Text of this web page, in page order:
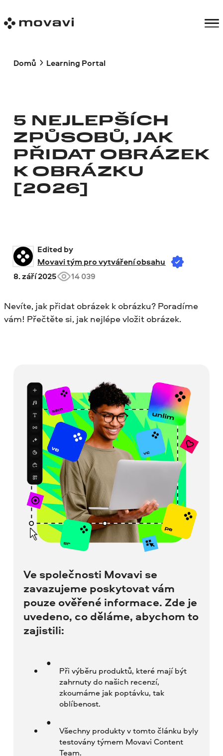
Domů Learning Portal
5 NEJLEPŠÍCH
ZPŮSOBŮ, JAK
PŘIDAT OBRÁZEK
K OBRÁZKU
[2026]
Edited by
Movavi tým pro vytváření obsahu
8. září 2025
14 039
Nevíte, jak přidat obrázek k obrázku? Poradíme
vám! Přečtěte si, jak nejlépe vložit obrázek.
Ve společnosti Movavi se
zavazujeme poskytovat vám
pouze ověřené informace. Zde je
uvedeno, co děláme, abychom to
zajistili:
Při výběru produktů, které mají být
zahrnuty do našich recenzí,
zkoumáme jak poptávku, tak
oblíbenost.
Všechny produkty v tomto článku byly
testovány týmem Movavi Content
Team.